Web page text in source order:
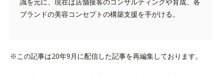
ブランドの美容コンセプトの構築支援を手がける。
※この記事は20年9月に配信した記事を再編集しております。